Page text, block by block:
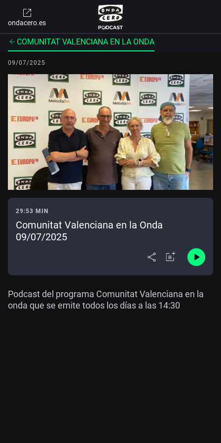
ondacero.es
COMUNITAT VALENCIANA EN LA ONDA
09/07/2025
29:53 MIN
Comunitat Valenciana en la Onda
09/07/2025
Podcast del programa Comunitat Valenciana en la
onda que se emite todos los días a las 14:30